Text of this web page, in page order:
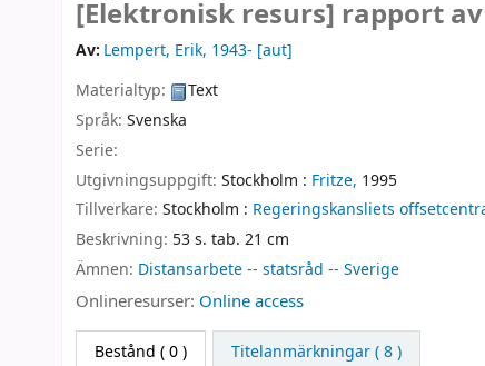
[Elektronisk resurs] rapport
Av: Lempert, Erik, 1943- [aut]
Materialtyp:
Text
Språk: Svenska
Serie:
Utgivningsuppgift: Stockholm : Fritze, 1995
Tillverkare: Stockholm : Regeringskansliets
Beskrivning: 53 s. tab. 21 cm
Ämnen: Distansarbete -- statsråd -- Sverige
Onlineresurser: Online access
Bestånd ( 0 ) Titelanmärkningar ( 8 )